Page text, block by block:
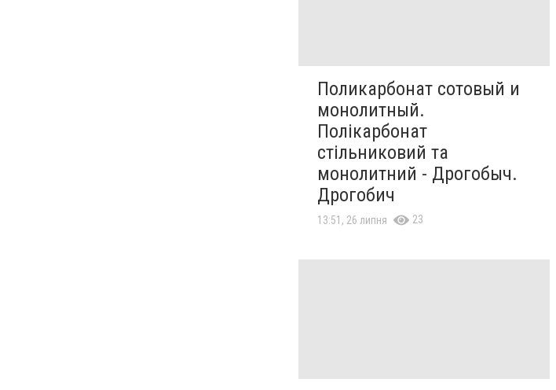
Поликарбонат сотовый и
монолитный.
Полікарбонат
стільниковий та
монолитний - Дрогобыч.
Дрогобич
13:51, 26 липня 23